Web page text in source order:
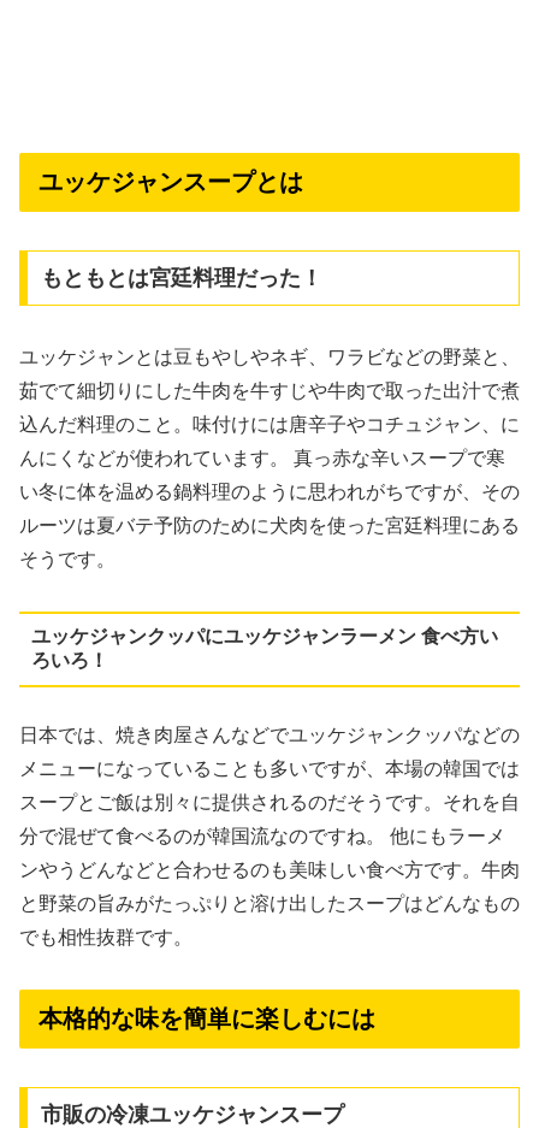
ユッケジャンスープとは
もともとは宮廷料理だった！
ユッケジャンとは豆もやしやネギ、ワラビなどの野菜と、
茹でて細切りにした牛肉を牛すじや牛肉で取った出汁で煮
込んだ料理のこと。味付けには唐辛子やコチュジャン、に
んにくなどが使われています。 真っ赤な辛いスープで寒
い冬に体を温める鍋料理のように思われがちですが、その
ルーツは夏バテ予防のために犬肉を使った宮廷料理にある
そうです。
ユッケジャンクッパにユッケジャンラーメン 食べ方い
ろいろ！
日本では、焼き肉屋さんなどでユッケジャンクッパなどの
メニューになっていることも多いですが、本場の韓国では
スープとご飯は別々に提供されるのだそうです。それを自
分で混ぜて食べるのが韓国流なのですね。 他にもラーメ
ンやうどんなどと合わせるのも美味しい食べ方です。牛肉
と野菜の旨みがたっぷりと溶け出したスープはどんなもの
でも相性抜群です。
本格的な味を簡単に楽しむには
市販の冷凍ユッケジャンスープ